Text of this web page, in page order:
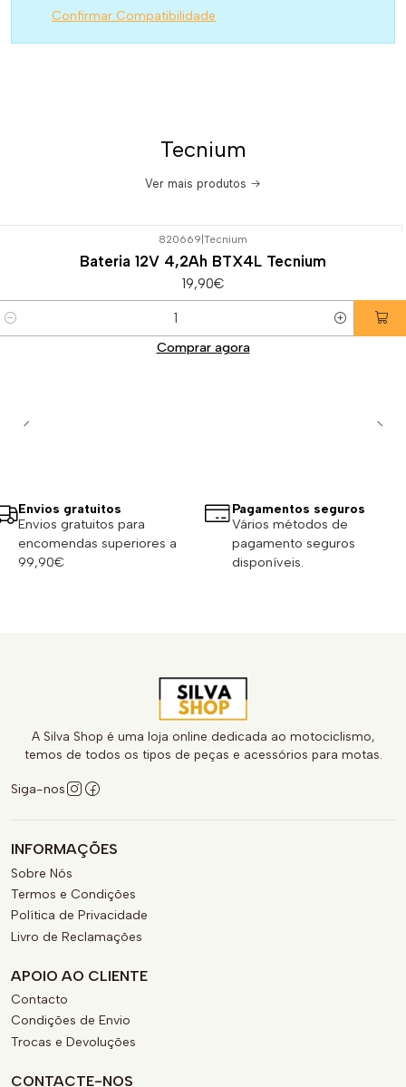
Confirmar Compatibilidade
Tecnium
Ver mais produtos
820669 Tecnium
Bateria 12V 4,2Ah BTX4L Tecnium
19,90€
Comprar agora
Envios gratuitos
Envios gratuitos para
encomendas superiores a
99,90€
Pagamentos seguros
Vários métodos de
pagamento seguros
disponíveis.
A Silva Shop é uma loja online dedicada ao motociclismo,
temos de todos os tipos de peças e acessórios para motas.
Siga-nos
INFORMAÇÕES
Sobre Nós
Termos e Condições
Política de Privacidade
Livro de Reclamações
APOIO AO CLIENTE
Contacto
Condições de Envio
Trocas e Devoluções
CONTACTE-NOS